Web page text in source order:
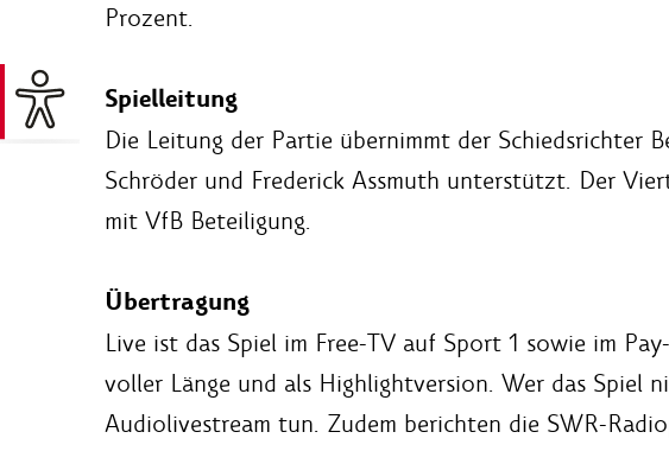
Prozent.
Spielleitung
Die Leitung der Partie übernimmt der Schiedsrichter
Schröder und Frederick Assmuth unterstützt. Der
mit VfB Beteiligung.
Übertragung
Live ist das Spiel im Free-TV auf Sport 1 sowie im
voller Länge und als Highlightversion. Wer das Spiel
Audiolivestream tun. Zudem berichten die SWR-